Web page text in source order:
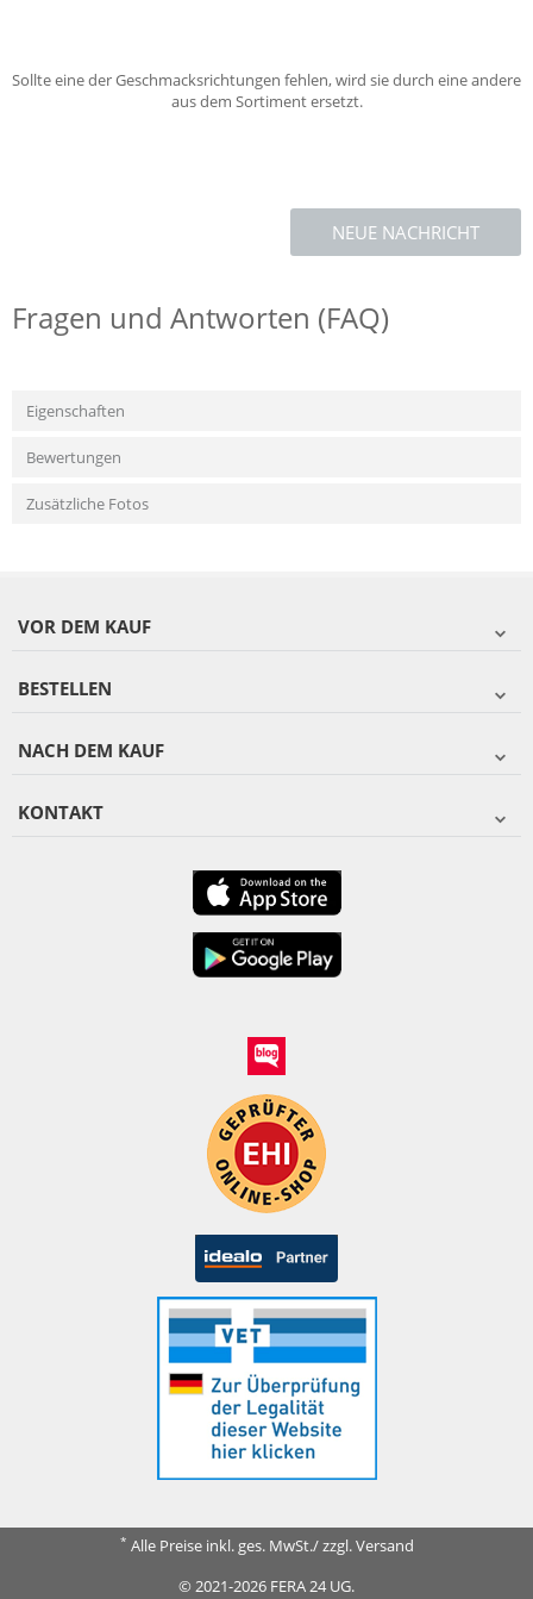
Sollte eine der Geschmacksrichtungen fehlen, wird sie durch eine andere
aus dem Sortiment ersetzt.
NEUE NACHRICHT
Fragen und Antworten (FAQ)
Eigenschaften
Bewertungen
Zusätzliche Fotos
VOR DEM KAUF
BESTELLEN
NACH DEM KAUF
KONTAKT
* Alle Preise inkl. ges. MwSt./ zzgl. Versand
© 2021-2026 FERA 24 UG.